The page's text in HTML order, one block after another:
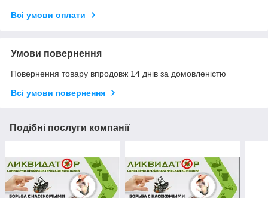
Всі умови оплати
Умови повернення
Повернення товару впродовж 14 днів за домовленістю
Всі умови повернення
Подібні послуги компанії